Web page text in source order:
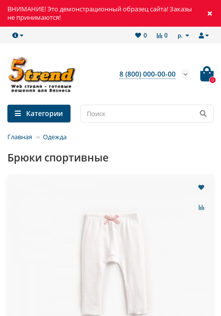
ВНИМАНИЕ! Это демонстрационный образец сайта! Заказы
не принимаются!
р.
0
0
8 (800) 000-00-00
0
Категории
Главная Одежда
Брюки спортивные